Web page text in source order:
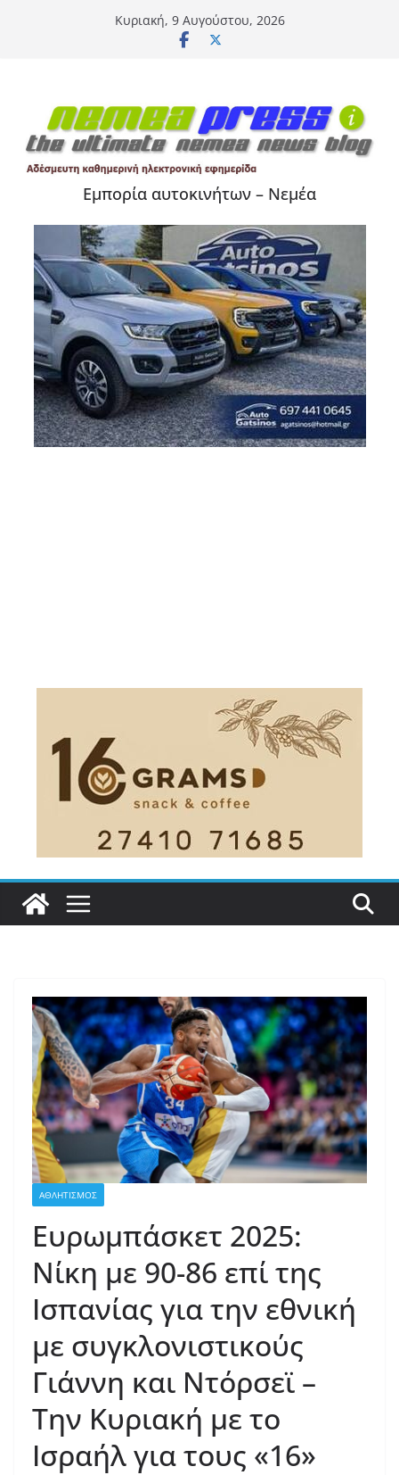
Κυριακή, 9 Αυγούστου, 2026
Εμπορία αυτοκινήτων – Νεμέα
ΑΘΛΗΤΙΣΜΟΣ
Ευρωμπάσκετ 2025:
Νίκη με 90-86 επί της
Ισπανίας για την εθνική
με συγκλονιστικούς
Γιάννη και Ντόρσεϊ –
Tην Κυριακή με το
Ισραήλ για τους «16»